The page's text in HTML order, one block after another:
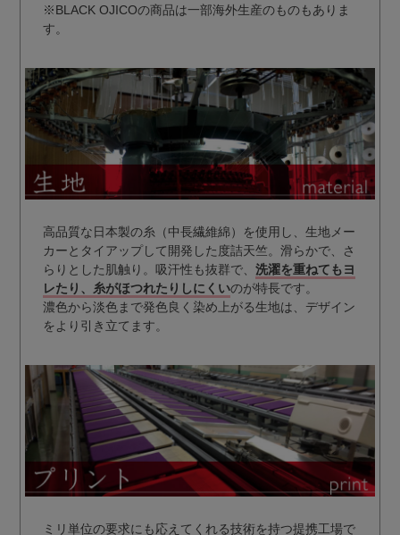
※BLACK OJICOの商品は一部海外生産のものもありま
す。
高品質な日本製の糸（中長繊維綿）を使用し、生地メー
カーとタイアップして開発した度詰天竺。滑らかで、さ
らりとした肌触り。吸汗性も抜群で、 洗濯を重ねてもヨ
レたり、糸がほつれたりしにくいのが特長です。
濃色から淡色まで発色良く染め上がる生地は、デザイン
をより引き立てます。
ミリ単位の要求にも応えてくれる技術を持つ提携工場で